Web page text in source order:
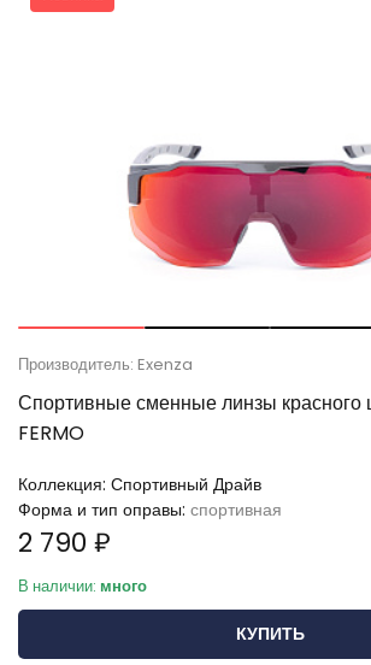
Производитель: Exenza
Спортивные сменные линзы красного
FERMO
Коллекция: Спортивный Драйв
Форма и тип оправы: спортивная
2 790 ₽
В наличии: много
КУПИТЬ